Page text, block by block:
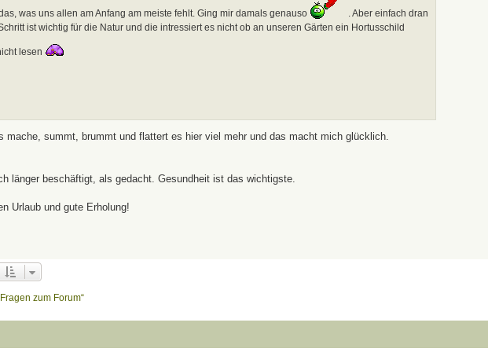
was uns allen am Anfang am meiste fehlt. Ging mir damals genauso
. Aber einfach dran
ist wichtig für die Natur und die intressiert es nicht ob an unseren Gärten ein Hortusschild
lesen
mache, summt, brummt und flattert es hier viel mehr und das macht mich glücklich.
länger beschäftigt, als gedacht. Gesundheit ist das wichtigste.
Urlaub und gute Erholung!
zum Forum“